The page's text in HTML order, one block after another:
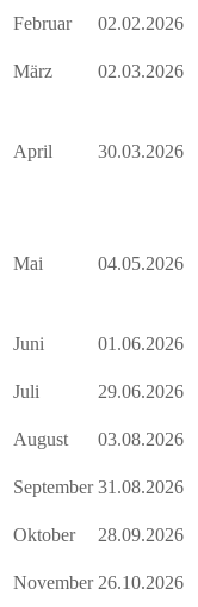
Februar
02.02.2026
März
02.03.2026
April 30.03.2026
Mai 04.05.2026
Juni 01.06.2026
Juli
29.06.2026
August
03.08.2026
September 31.08.2026
Oktober
28.09.2026
November 26.10.2026